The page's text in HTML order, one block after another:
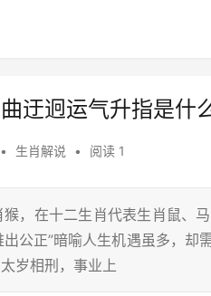
迂迥运气升指是什
• 生肖解说 • 阅读 1
，在十二生肖代表生肖鼠、
公正”暗喻人生机遇虽多，却
岁相刑，事业上